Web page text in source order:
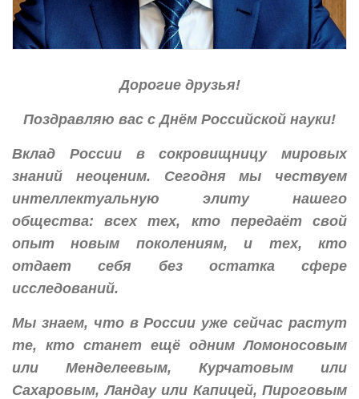
Дорогие друзья!
Поздравляю вас с Днём Российской науки!
Вклад России в сокровищницу мировых
знаний неоценим. Сегодня мы чествуем
интеллектуальную элиту нашего
общества: всех тех, кто передаёт свой
опыт новым поколениям, и тех, кто
отдает себя без остатка сфере
исследований.
Мы знаем, что в России уже сейчас растут
те, кто станет ещё одним Ломоносовым
или Менделеевым, Курчатовым или
Сахаровым, Ландау или Капицей, Пироговым